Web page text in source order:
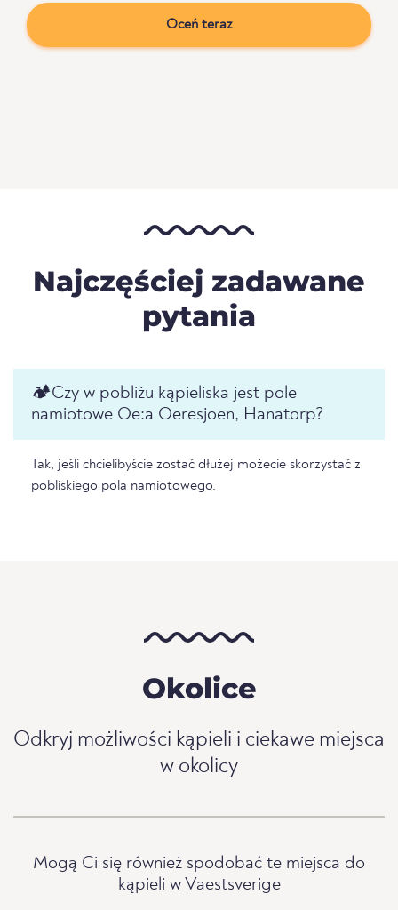
Oceń teraz
Najczęściej zadawane
pytania
🏕️️Czy w pobliżu kąpieliska jest pole
namiotowe Oe:a Oeresjoen, Hanatorp?
Tak, jeśli chcielibyście zostać dłużej możecie skorzystać z
pobliskiego pola namiotowego.
Okolice
Odkryj możliwości kąpieli i ciekawe miejsca
w okolicy
Mogą Ci się również spodobać te miejsca do
kąpieli w Vaestsverige